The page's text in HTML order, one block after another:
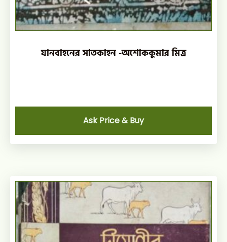
যানবাহনের সাতকাহন -অশোককুমার মিত্র
Ask Price & Buy